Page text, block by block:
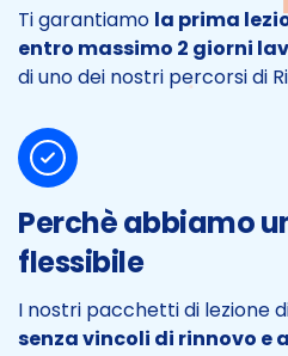
Ti garantiamo la prima
entro massimo 2 giorni
di uno dei nostri percorsi di
Perchè abbiamo
flessibile
I nostri pacchetti di lezione
senza vincoli di rinnovo e